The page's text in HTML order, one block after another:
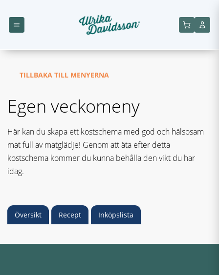
TILLBAKA TILL MENYERNA
Egen veckomeny
Här kan du skapa ett kostschema med god och hälsosam
mat full av matglädje! Genom att äta efter detta
kostschema kommer du kunna behålla den vikt du har
idag.
Översikt Recept Inköpslista